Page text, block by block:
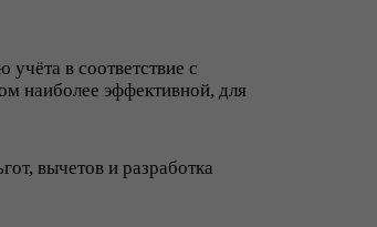
учёта в соответствие с
наиболее эффективной, для
вычетов и разработка